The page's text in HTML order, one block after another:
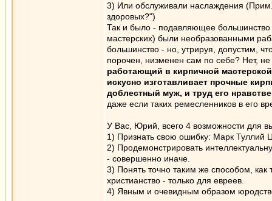
3) Или обслуживали наслаждения
здоровых?")
Так и было - подавляющее
мастерских) были необразованными
большинство - но, утрируя, допустим,
порочен, низменен сам по себе? Нет, не
работающий в кирпичной
искусно изготавливает прочные
доблестный муж, и труд его
даже если таких ремесленников в его
У Вас, Юрий, всего 4 возможности для
1) Признать свою ошибку: Марк Туллий
2) Продемонстрировать
- совершенно иначе.
3) Понять точно таким же способом, как
христианство - только для евреев.
4) Явным и очевидным образом